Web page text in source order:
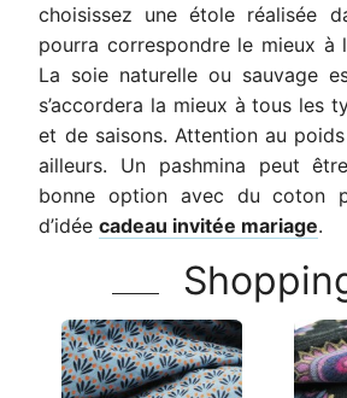
choisissez une étole réalisée
pourra correspondre le mieux à
La soie naturelle ou sauvage
s’accordera la mieux à tous les
et de saisons. Attention au poids
ailleurs. Un pashmina peut
bonne option avec du coton
d’idéecadeau invitée mariage.